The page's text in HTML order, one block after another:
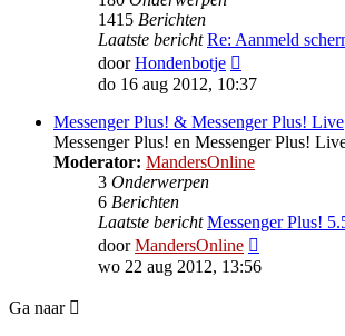
1415 Berichten
Laatste bericht Re: Aanmeld
doorHondenbotje
laatste
do 16 aug 2012, 10:37
Messenger Plus! & Messenger Plus! Live
Messenger Plus! en Messenger Plus!
Moderator: MandersOnline
3 Onderwerpen
6 Berichten
Laatste bericht Messenger Plus!
doorMandersOnline
laatste
wo 22 aug 2012, 13:56
Ga naar